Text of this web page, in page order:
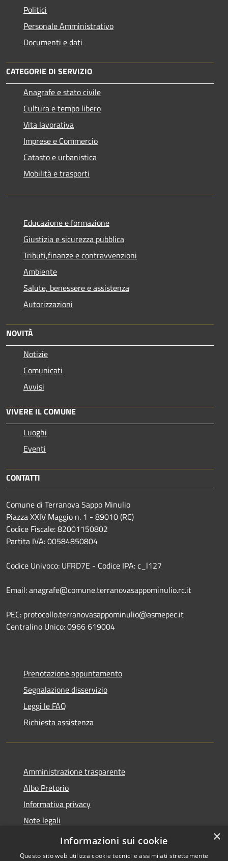
Politici
Personale Amministrativo
Documenti e dati
CATEGORIE DI SERVIZIO
Anagrafe e stato civile
Cultura e tempo libero
Vita lavorativa
Imprese e Commercio
Catasto e urbanistica
Mobilità e trasporti
Educazione e formazione
Giustizia e sicurezza pubblica
Tributi,finanze e contravvenzioni
Ambiente
Salute, benessere e assistenza
Autorizzazioni
NOVITÀ
Notizie
Comunicati
Avvisi
VIVERE IL COMUNE
Luoghi
Eventi
CONTATTI
Comune di Terranova Sappo Minulio
Piazza XXIV Maggio n. 1 - 89010 (RC)
Codice Fiscale: 82001150802
Partita IVA: 00584850804
Codice Univoco: UFRD7E - Codice IPA: c_l127
Email: anagrafe@comune.terranovasappominulio.rc.it
PEC: protocollo.terranovasappominulio@asmepec.it
Centralino Unico: 0966 619004
Prenotazione appuntamento
Segnalazione disservizio
Leggi le FAQ
Richiesta assistenza
Amministrazione trasparente
Albo Pretorio
Informativa privacy
Note legali
Dichiarazione di accessibilità
×
Informazioni sui cookie
Questo sito web utilizza cookie tecnici e assimilati strettamente